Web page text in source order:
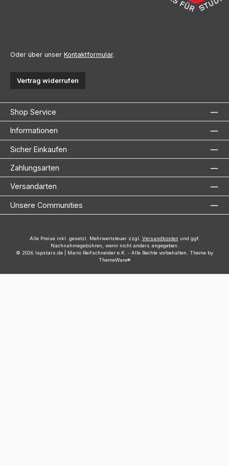
Oder über unser Kontaktformular.
Vertrag widerrufen
Shop Service
Informationen
Sicher Einkaufen
Zahlungsarten
Versandarten
Unsere Communities
Alle Preise inkl. gesetzl. Mehrwertsteuer zzgl. Versandkosten und ggf.
Nachnahmegebühren, wenn nicht anders angegeben.
© 2026 lapstars.de | Mario Reifschneider e.K. - Alle Rechte vorbehalten. Theme by
ThemeWare®